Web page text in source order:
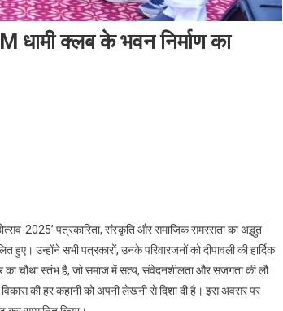
धामी क्लब के भवन निर्माण का
2025’ पत्रकारिता, संस्कृति और समाजिक समरसता का अद्भुत
उन्होंने सभी पत्रकारों, उनके परिवारजनों को दीपावली की हार्दिक
का चौथा स्तंभ है, जो समाज में सत्य, संवेदनशीलता और सजगता की लौ
की हर कहानी को अपनी लेखनी से दिशा दी है। इस अवसर पर